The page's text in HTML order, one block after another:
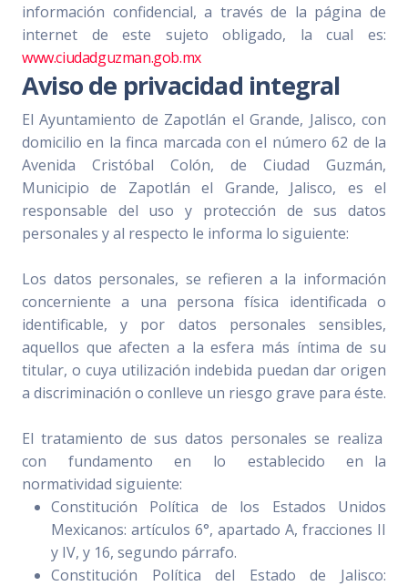
información confidencial, a través de la página de
internet de este sujeto obligado, la cual es:
www.ciudadguzman.gob.mx
Aviso de privacidad integral
El Ayuntamiento de Zapotlán el Grande, Jalisco, con
domicilio en la finca marcada con el número 62 de la
Avenida Cristóbal Colón, de Ciudad Guzmán,
Municipio de Zapotlán el Grande, Jalisco, es el
responsable del uso y protección de sus datos
personales y al respecto le informa lo siguiente:
Los datos personales, se refieren a la información
concerniente a una persona física identificada o
identificable, y por datos personales sensibles,
aquellos que afecten a la esfera más íntima de su
titular, o cuya utilización indebida puedan dar origen
a discriminación o conlleve un riesgo grave para éste.
El tratamiento de sus datos personales se realiza
con fundamento en lo establecido en la
normatividad siguiente:
Constitución Política de los Estados Unidos
Mexicanos: artículos 6°, apartado A, fracciones II
y IV, y 16, segundo párrafo.
Constitución Política del Estado de Jalisco: